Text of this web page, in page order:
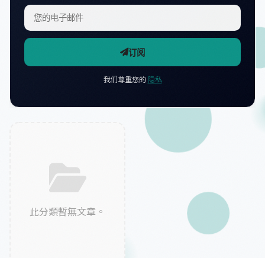
此分類暫無文章。
订阅
我们尊重您的 隐私